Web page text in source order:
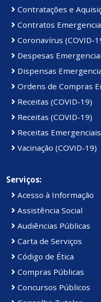
Contratações e
Contratos
Coronavírus (COVID-
Despesas
Dispensas
Ordens de Compras
Receitas (COVID-19)
Receitas (COVID-19)
Receitas Emergenciais
Vacinação (COVID-19)
Serviços:
Acesso à Informação
Assistência Social
Audiências Públicas
Carta de Serviços
Código de Ética
Compras Públicas
Concursos Públicos